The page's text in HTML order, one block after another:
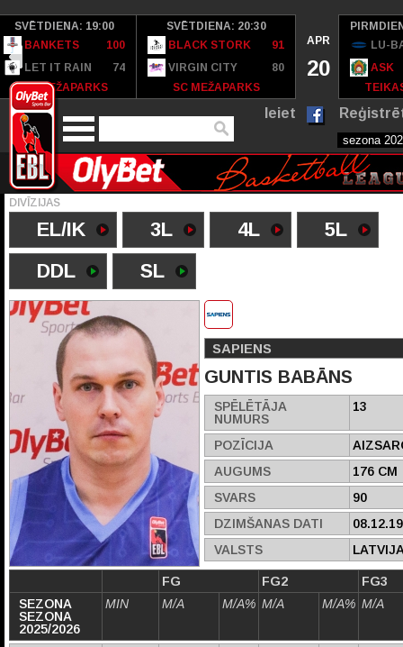
SVĒTDIENA: 19:00
BANKETS
100
LET IT RAIN
74
SC MEŽAPARKS
SVĒTDIENA: 20:30
BLACK STORK
91
VIRGIN CITY
80
SC MEŽAPARKS
APR
20
LU-
ASK
Ieiet
DIVĪZIJAS
EL/IK 3L 4L
5L
DDL
SL
SAPIENS
GUNTIS BABĀNS
SPĒLĒTĀJA
NUMURS
13
POZĪCIJA
AUGUMS
176 CM
SVARS
90
DZIMŠANAS DATI
VALSTS
FG FG2
FG3
SEZONA
SEZONA
2025/2026
MIN M/A M/A% M/A M/A% M/A